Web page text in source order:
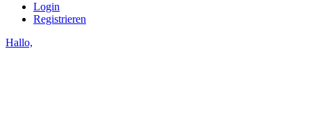
Login
Registrieren
Hallo,